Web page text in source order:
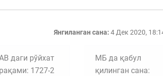
Янгиланган сана: 4 Дек 2020,
даги рўйхат
рақами: 1727-2
МБ да қабул
қилинган сана: